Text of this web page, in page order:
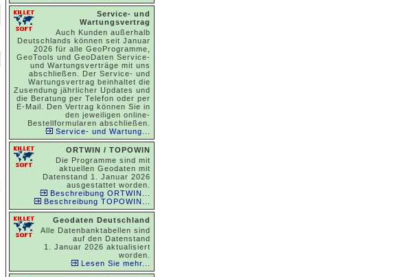
Service- und
Wartungsvertrag
Auch Kunden außerhalb
Deutschlands können seit Januar
2026 für alle GeoProgramme,
GeoTools und GeoDaten Service-
und Wartungsverträge mit uns
abschließen. Der Service- und
Wartungsvertrag beinhaltet die
Zusendung jährlicher Updates und
die Beratung per Telefon oder per
E-Mail. Den Vertrag können Sie in
den jeweiligen online-
Bestellformularen abschließen.
Service- und Wartung...
ORTWIN / TOPOWIN
Die Programme sind mit
aktuellen Geodaten mit
Datenstand 1. Januar 2026
ausgestattet worden.
Beschreibung ORTWIN...
Beschreibung TOPOWIN...
Geodaten Deutschland
Alle Datenbanktabellen sind
auf den Datenstand
1. Januar 2026 aktualisiert
worden.
Lesen Sie mehr...